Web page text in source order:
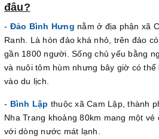
đâu?
- Đảo Bình Hưng nằm ở địa phận xã
Ranh. Là hòn đảo khá nhỏ, trên đảo
gần 1800 người. Sống chủ yếu bằng
và nuôi tôm hùm nhưng bây giờ có
vào du lịch.
- Bình Lập thuộc xã Cam Lập, thành
Nha Trang khoảng 80km mang một
với dòng nước mát lạnh.